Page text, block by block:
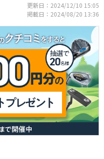
更新日：2024/12/10 15:05
掲載日：2024/08/20 13:36